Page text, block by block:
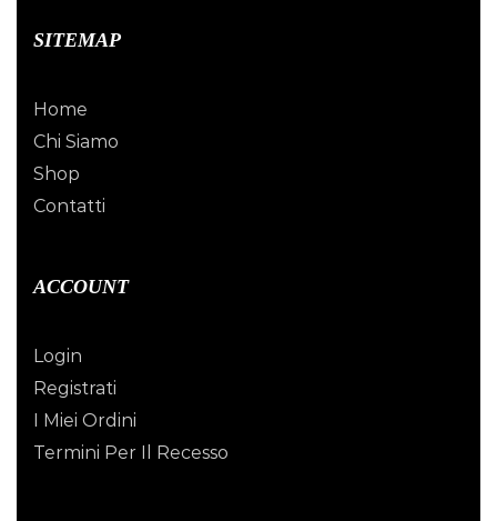
SITEMAP
Home
Chi Siamo
Shop
Contatti
ACCOUNT
Login
Registrati
I Miei Ordini
Termini Per Il Recesso